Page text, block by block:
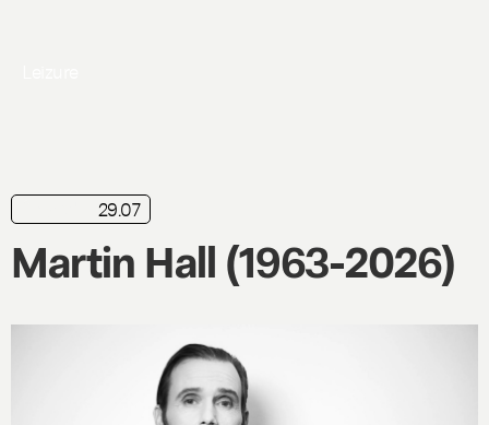
29.07
Martin Hall (1963-2026)